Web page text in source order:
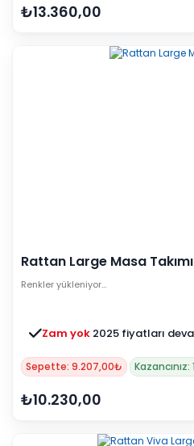
₺13.360,00
Rattan Large Masa Takımı
Renkler yükleniyor…
Zam yok 2025 fiyatları
Sepette: 9.207,00₺
₺10.230,00